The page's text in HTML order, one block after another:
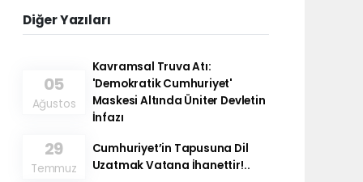
Diğer Yazıları
05
Ağustos
Kavramsal Truva Atı:
'Demokratik Cumhuriyet'
Maskesi Altında Üniter Devletin
İnfazı
29
Temmuz
Cumhuriyet’in Tapusuna Dil
Uzatmak Vatana İhanettir!..